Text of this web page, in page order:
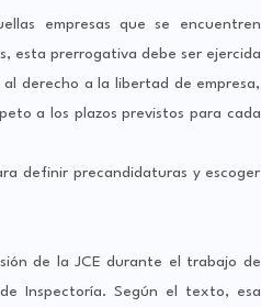
empresas que se encuentren
esta prerrogativa debe ser ejercida
derecho a la libertad de empresa,
a los plazos previstos para cada
definir precandidaturas y escoger
de la JCE durante el trabajo de
Inspectoría. Según el texto, esa